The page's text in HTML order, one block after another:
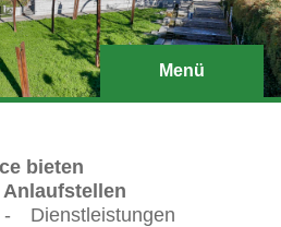
Menü
bieten
- Dienstleistungen